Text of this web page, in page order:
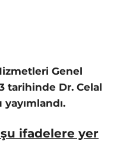
Genel
tarihinde Dr. Celal
ifadelere yer